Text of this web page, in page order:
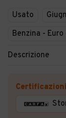
Usato
Benzina - Euro
Descrizione